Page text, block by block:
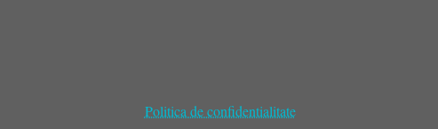
Politica de confidentialitate